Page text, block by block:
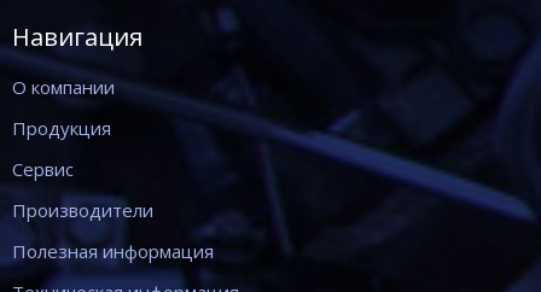
Навигация
О компании
Продукция
Сервис
Производители
Полезная информация